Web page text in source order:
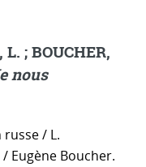
; BOUCHER,
nous
russe / L.
Eugène Boucher.